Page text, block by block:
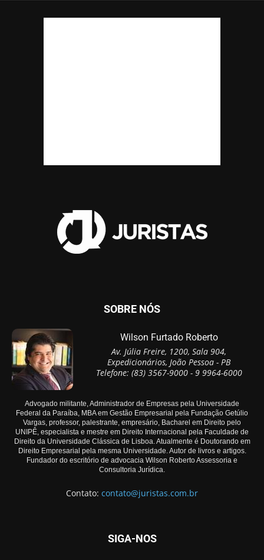
SOBRE NÓS
Wilson Furtado Roberto
Av. Júlia Freire, 1200, Sala 904,
Expedicionários, João Pessoa - PB
Telefone: (83) 3567-9000 - 9 9964-6000
Advogado militante, Administrador de Empresas pela Universidade
Federal da Paraíba, MBA em Gestão Empresarial pela Fundação Getúlio
Vargas, professor, palestrante, empresário, Bacharel em Direito pelo
UNIPÊ, especialista e mestre em Direito Internacional pela Faculdade de
Direito da Universidade Clássica de Lisboa. Atualmente é Doutorando em
Direito Empresarial pela mesma Universidade. Autor de livros e artigos.
Fundador do escritório de advocacia Wilson Roberto Assessoria e
Consultoria Jurídica.
Contato: contato@juristas.com.br
SIGA-NOS